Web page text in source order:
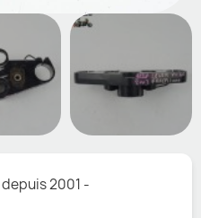
depuis 2001 -